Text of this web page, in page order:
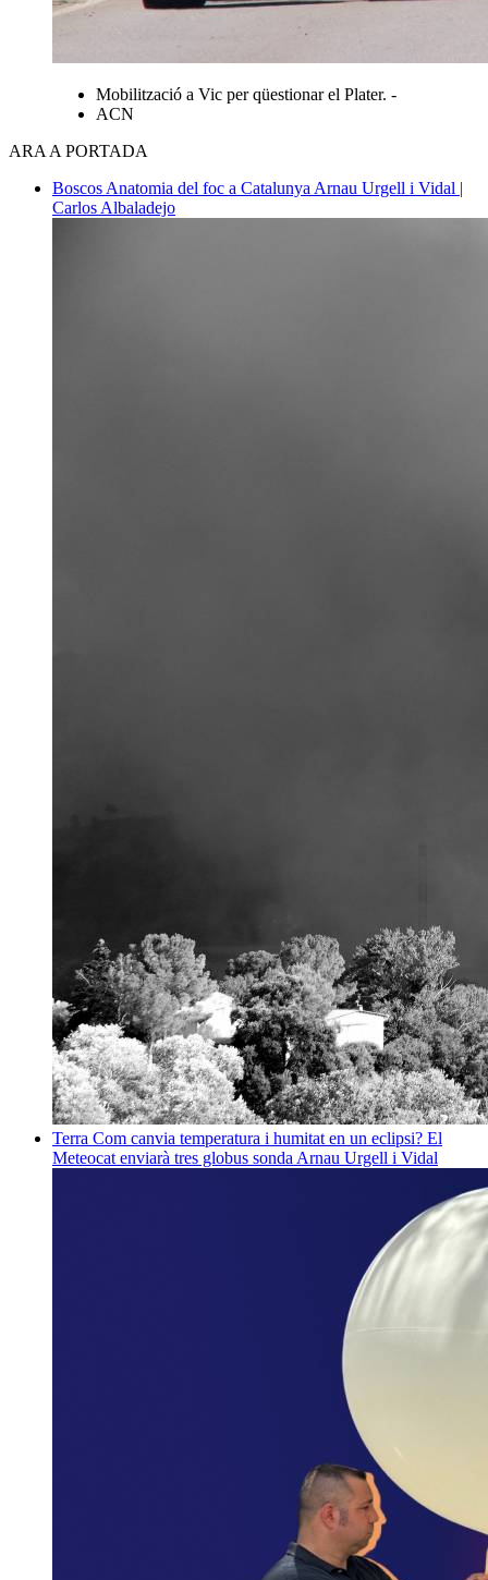
Mobilització a Vic per qüestionar el Plater. -
ACN
ARA A PORTADA
Boscos Anatomia del foc a Catalunya Arnau Urgell i Vidal |
Carlos Albaladejo
Terra Com canvia temperatura i humitat en un eclipsi? El
Meteocat enviarà tres globus sonda Arnau Urgell i Vidal